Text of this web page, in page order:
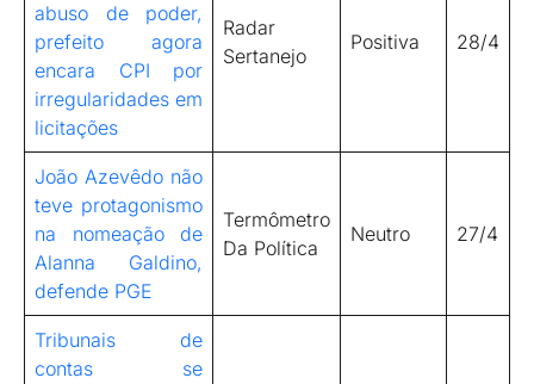
abuso de poder,
prefeito agora
encara CPI por
irregularidades em
licitações
Radar
Sertanejo
Positiva 28/4
João Azevêdo não
teve protagonismo
na nomeação de
Alanna Galdino,
defende PGE
Termômetro
Da Política
Neutro 27/4
Tribunais de
contas se